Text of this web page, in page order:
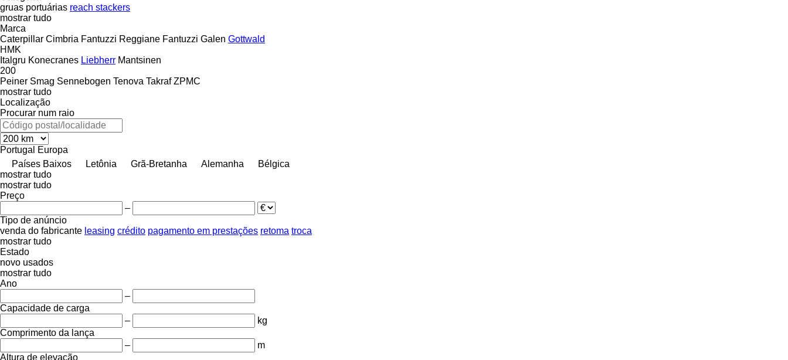
gruas portuárias reach stackers
mostrar tudo
Marca
Caterpillar Cimbria Fantuzzi Reggiane Fantuzzi Galen Gottwald
HMK
Italgru Konecranes Liebherr Mantsinen
200
Peiner Smag Sennebogen Tenova Takraf ZPMC
mostrar tudo
Localização
Procurar num raio
Portugal
Europa
Países Baixos
Letônia Grã-Bretanha Alemanha
Bélgica
mostrar tudo
mostrar tudo
Preço
–
Tipo de anúncio
venda do fabricante leasing crédito pagamento em prestações retoma troca
mostrar tudo
Estado
novo usados
mostrar tudo
Ano
–
Capacidade de carga
–
kg
Comprimento da lança
–
m
Altura de elevação